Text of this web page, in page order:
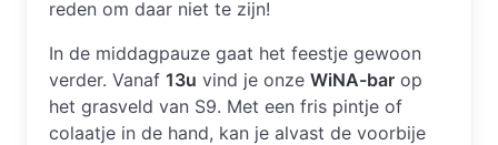
reden om daar niet te zijn!
In de middagpauze gaat het feestje gewoon
verder. Vanaf 13u vind je onze WiNA-bar op
het grasveld van S9. Met een fris pintje of
colaatje in de hand, kan je alvast de voorbije